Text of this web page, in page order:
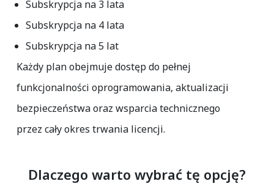
Subskrypcja na 3 lata
Subskrypcja na 4 lata
Subskrypcja na5 lat
Każdy plan obejmuje dostęp do pełnej
funkcjonalności oprogramowania, aktualizacji
bezpieczeństwa oraz wsparcia technicznego
przez cały okres trwania licencji.
Dlaczego warto wybrać tę opcję?